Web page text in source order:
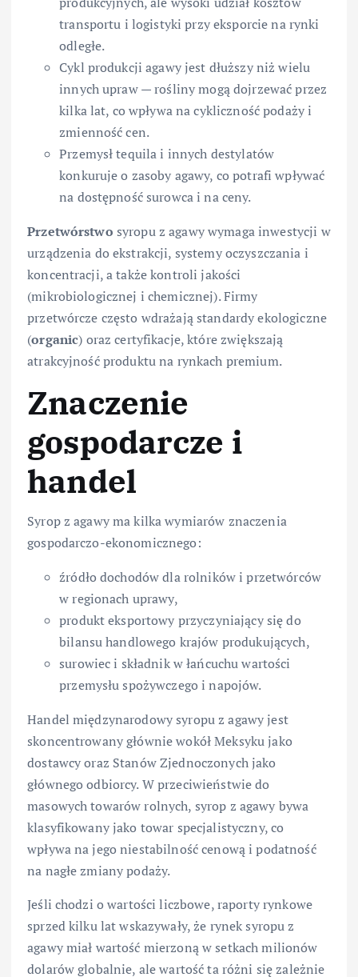
transportu i logistyki przy eksporcie na rynki
odległe.
Cykl produkcji agawy jest dłuższy niż wielu
innych upraw — rośliny mogą dojrzewać przez
kilka lat, co wpływa na cykliczność podaży i
zmienność cen.
Przemysł tequila i innych destylatów
konkuruje o zasoby agawy, co potrafi wpływać
na dostępność surowca i na ceny.
Przetwórstwo syropu z agawy wymaga inwestycji w
urządzenia do ekstrakcji, systemy oczyszczania i
koncentracji, a także kontroli jakości
(mikrobiologicznej i chemicznej). Firmy
przetwórcze często wdrażają standardy ekologiczne
(organic) oraz certyfikacje, które zwiększają
atrakcyjność produktu na rynkach premium.
Znaczenie
gospodarcze i
handel
Syrop z agawy ma kilka wymiarów znaczenia
gospodarczo-ekonomicznego:
źródło dochodów dla rolników i przetwórców
w regionach uprawy,
produkt eksportowy przyczyniający się do
bilansu handlowego krajów produkujących,
surowiec i składnik w łańcuchu wartości
przemysłu spożywczego i napojów.
Handel międzynarodowy syropu z agawy jest
skoncentrowany głównie wokół Meksyku jako
dostawcy oraz Stanów Zjednoczonych jako
głównego odbiorcy. W przeciwieństwie do
masowych towarów rolnych, syrop z agawy bywa
klasyfikowany jako towar specjalistyczny, co
wpływa na jego niestabilność cenową i podatność
na nagłe zmiany podaży.
Jeśli chodzi o wartości liczbowe, raporty rynkowe
sprzed kilku lat wskazywały, że rynek syropu z
agawy miał wartość mierzoną w setkach milionów
dolarów globalnie, ale wartość ta różni się zależnie